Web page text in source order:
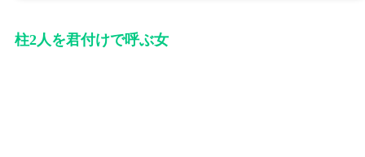
柱2人を君付けで呼ぶ女